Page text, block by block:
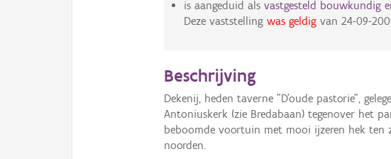
is aangeduid als vastgesteld bouwkundig
Deze vaststelling was geldigvan 24-09-
Beschrijving
Dekenij, heden taverne "D'oude pastorie",
Antoniuskerk (zie Bredabaan) tegenover het
beboomde voortuin met mooi ijzeren hek ten
noorden.